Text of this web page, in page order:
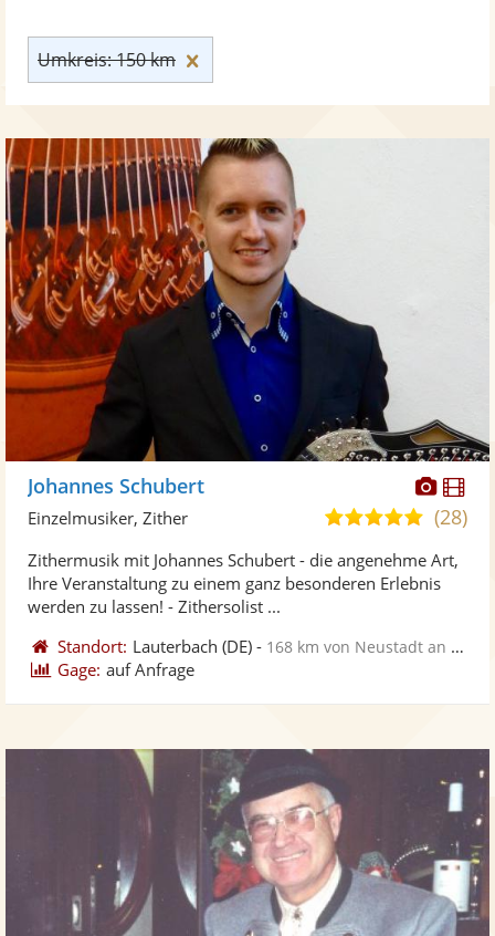
Umkreis: 150 km
Fotos
Johannes Schubert
5,0
5
(28)
Einzelmusiker, Zither
Zithermusik mit Johannes Schubert - die angenehme Art,
Ihre Veranstaltung zu einem ganz besonderen Erlebnis
werden zu lassen! - Zithersolist ...
Standort: Lauterbach (DE) - 168 km von Neustadt an der Weinstraße
Gage: auf Anfrage